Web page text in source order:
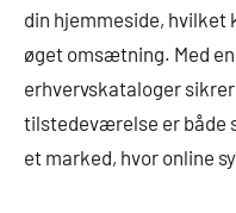
din hjemmeside, hvilket
øget omsætning. Med
erhvervskataloger
tilstedeværelse er både
et marked, hvor online